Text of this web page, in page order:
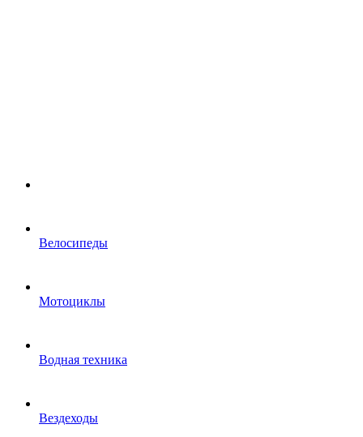
Велосипеды
Мотоциклы
Водная техника
Вездеходы